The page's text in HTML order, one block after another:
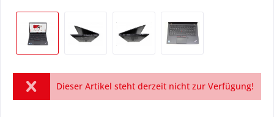
Dieser Artikel steht derzeit nicht zur Verfügung!